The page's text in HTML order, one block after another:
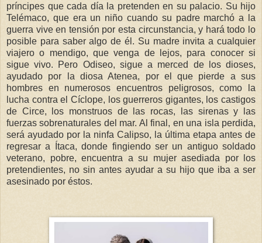
príncipes que cada día la pretenden en su palacio. Su hijo
Telémaco, que era un niño cuando su padre marchó a la
guerra vive en tensión por esta circunstancia, y hará todo lo
posible para saber algo de él. Su madre invita a cualquier
viajero o mendigo, que venga de lejos, para conocer si
sigue vivo. Pero Odiseo, sigue a merced de los dioses,
ayudado por la diosa Atenea, por el que pierde a sus
hombres en numerosos encuentros peligrosos, como la
lucha contra el Cíclope, los guerreros gigantes, los castigos
de Circe, los monstruos de las rocas, las sirenas y las
fuerzas sobrenaturales del mar. Al final, en una isla perdida,
será ayudado por la ninfa Calipso, la última etapa antes de
regresar a Ítaca, donde fingiendo ser un antiguo soldado
veterano, pobre, encuentra a su mujer asediada por los
pretendientes, no sin antes ayudar a su hijo que iba a ser
asesinado por éstos.